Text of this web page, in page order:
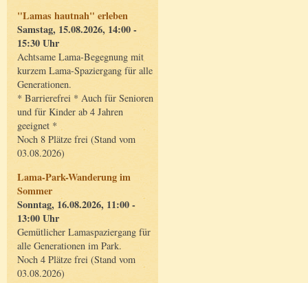
"Lamas hautnah" erleben
Samstag, 15.08.2026, 14:00 -
15:30 Uhr
Achtsame Lama-Begegnung mit
kurzem Lama-Spaziergang für alle
Generationen.
* Barrierefrei * Auch für Senioren
und für Kinder ab 4 Jahren
geeignet *
Noch 8 Plätze frei (Stand vom
03.08.2026)
Lama-Park-Wanderung im
Sommer
Sonntag, 16.08.2026, 11:00 -
13:00 Uhr
Gemütlicher Lamaspaziergang für
alle Generationen im Park.
Noch 4 Plätze frei (Stand vom
03.08.2026)